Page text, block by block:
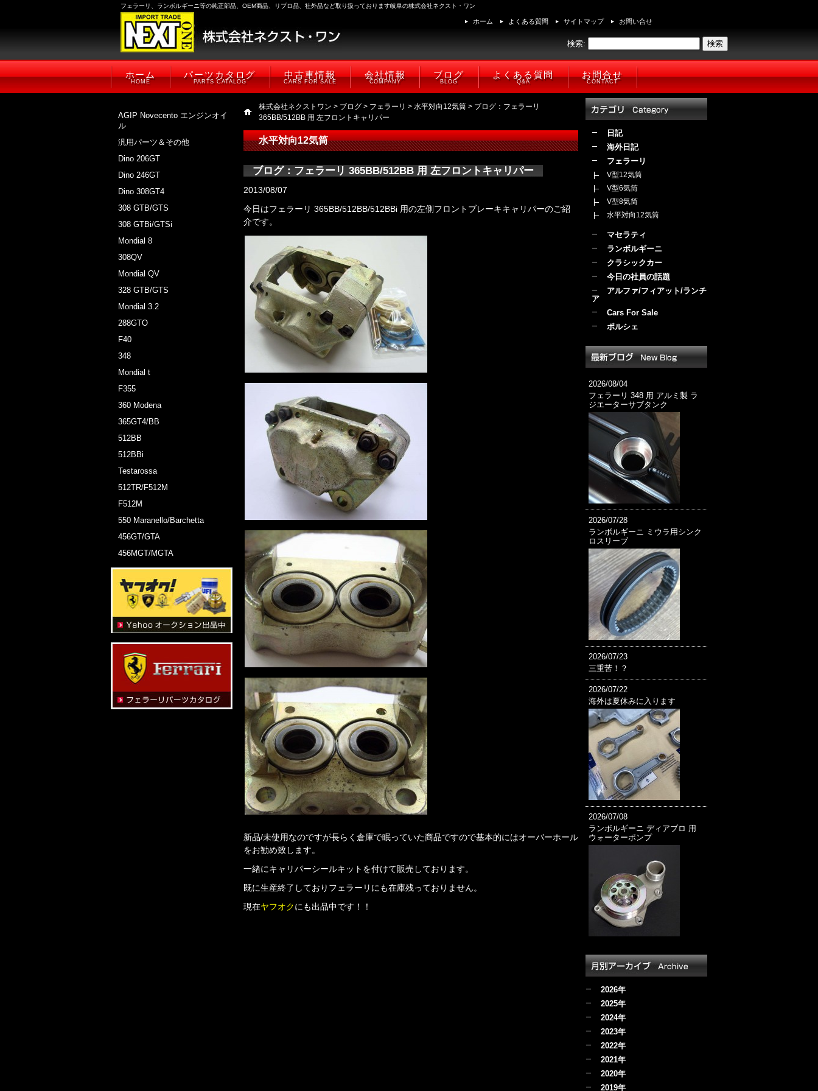
フェラーリ、ランボルギーニ等の純正部品、OEM商品、リプロ品、社外品など取り扱っております岐阜の株式会社ネクスト・ワン
ホーム よくある質問 サイトマップ お問い合せ
検索:
ホーム
HOME
パーツカタログ
PARTS CATALOG
中古車情報
CARS FOR SALE
会社情報
COMPANY
ブログ
BLOG
よくある質問
Q&A
お問合せ
CONTACT
AGIP Novecento エンジンオイ
ル
汎用パーツ＆その他
Dino 206GT
Dino 246GT
Dino 308GT4
308 GTB/GTS
308 GTBi/GTSi
Mondial 8
308QV
Mondial QV
328 GTB/GTS
Mondial 3.2
288GTO
F40
348
Mondial t
F355
360 Modena
365GT4/BB
512BB
512BBi
Testarossa
512TR/F512M
F512M
550 Maranello/Barchetta
456GT/GTA
456MGT/MGTA
株式会社ネクストワン > ブログ > フェラーリ > 水平対向12気筒 > ブログ：フェラーリ
365BB/512BB 用 左フロントキャリパー
水平対向12気筒
ブログ：フェラーリ 365BB/512BB 用 左フロントキャリパー
2013/08/07
今日はフェラーリ 365BB/512BB/512BBi 用の左側フロントブレーキキャリパーのご紹
介です。
新品/未使用なのですが長らく倉庫で眠っていた商品ですので基本的にはオーバーホール
をお勧め致します。
一緒にキャリパーシールキットを付けて販売しております。
既に生産終了しておりフェラーリにも在庫残っておりません。
現在ヤフオクにも出品中です！！
日記
海外日記
フェラーリ
V型12気筒
V型6気筒
V型8気筒
水平対向12気筒
マセラティ
ランボルギーニ
クラシックカー
今日の社員の話題
アルファ/フィアット/ランチ
ア
Cars For Sale
ポルシェ
2026/08/04
フェラーリ 348 用 アルミ製 ラ
ジエーターサブタンク
2026/07/28
ランボルギーニ ミウラ用シンク
ロスリーブ
2026/07/23
三重苦！？
2026/07/22
海外は夏休みに入ります
2026/07/08
ランボルギーニ ディアブロ 用
ウォーターポンプ
2026年
2025年
2024年
2023年
2022年
2021年
2020年
2019年